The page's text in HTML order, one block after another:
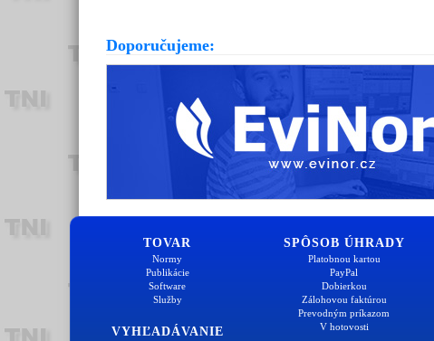
Doporučujeme:
TOVAR
Normy
Publikácie
Software
Služby
VYHĽADÁVANIE
SPÔSOB ÚHRADY
Platobnou kartou
PayPal
Dobierkou
Zálohovou faktúrou
Prevodným príkazom
V hotovosti